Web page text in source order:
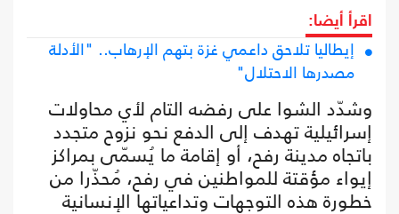
اقرأ أيضا:
إيطاليا تلاحق داعمي غزة بتهم الإرهاب.. "الأدلة
مصدرها الاحتلال"
وشدّد الشوا على رفضه التام لأي محاولات
إسرائيلية تهدف إلى الدفع نحو نزوح متجدد
باتجاه مدينة رفح، أو إقامة ما يُسمّى بمراكز
إيواء مؤقتة للمواطنين في رفح، مُحذّرا من
خطورة هذه التوجهات وتداعياتها الإنسانية